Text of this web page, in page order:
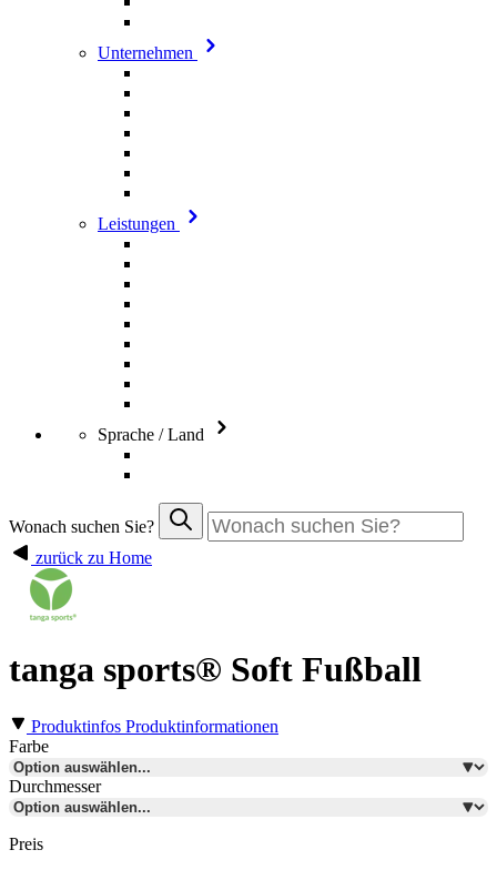
Unternehmen
Leistungen
Sprache / Land
Wonach suchen Sie?
zurück zu Home
tanga sports® Soft Fußball
Produktinfos Produktinformationen
Farbe
Durchmesser
Preis